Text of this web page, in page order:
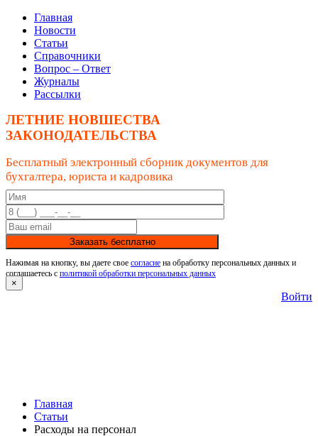
Главная
Новости
Статьи
Справочники
Вопрос – Ответ
Журналы
Рассылки
ЛЕТНИЕ НОВШЕСТВА
ЗАКОНОДАТЕЛЬСТВА
Бесплатный электронный сборник документов для
бухгалтера, юриста и кадровика
Заказать бесплатно
Нажимая на кнопку, вы даете свое согласие на обработку персональных данных и
соглашаетесь с политикой обработки персональных данных
×
Войти
Главная
Статьи
Расходы на персонал